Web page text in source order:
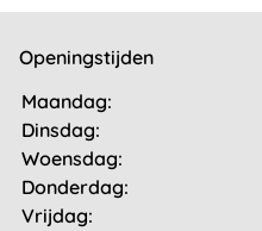
Openingstijden
Maandag:
Dinsdag:
Woensdag:
Donderdag:
Vrijdag: